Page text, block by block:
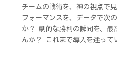
チームの戦術を、神の視点で
フォーマンスを、データで次
か？ 劇的な勝利の瞬間を、最
んか？ これまで導入を迷って